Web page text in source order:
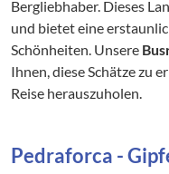
Bergliebhaber. Dieses
und bietet eine
Schönheiten. Unsere
Ihnen, diese Schätze zu
Reise herauszuholen.
Pedraforca -